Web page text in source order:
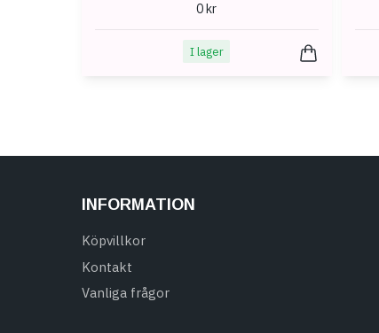
0 kr
I lager
INFORMATION
Köpvillkor
Kontakt
Vanliga frågor